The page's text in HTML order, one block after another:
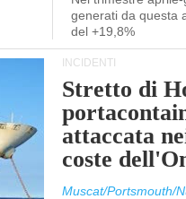
generati da questa
del +19,8%
INCIDENTI
Stretto di
attaccata
coste
Muscat/Portsmouth/